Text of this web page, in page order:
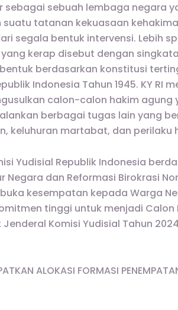
sebagai sebuah lembaga negara
suatu tatanan kekuasaan
segala bentuk intervensi. Lebih
kerap disebut dengan
berdasarkan konstitusi
Indonesia Tahun 1945. KY RI
calon-calon hakim agung
berbagai tugas lain yang
keluhuran martabat, dan perilaku
Yudisial Republik Indonesia
Negara dan Reformasi Birokrasi
kesempatan kepada Warga
tinggi untuk menjadi Calon
Komisi Yudisial Tahun
ALOKASI FORMASI